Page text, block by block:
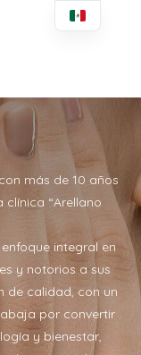
más de 10 años
clínica “Arellano
integral en
y notorios a sus
de calidad, con un
por convertir
y bienestar,